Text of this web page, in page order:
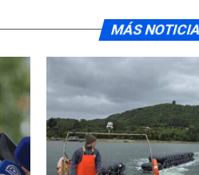
MÁS